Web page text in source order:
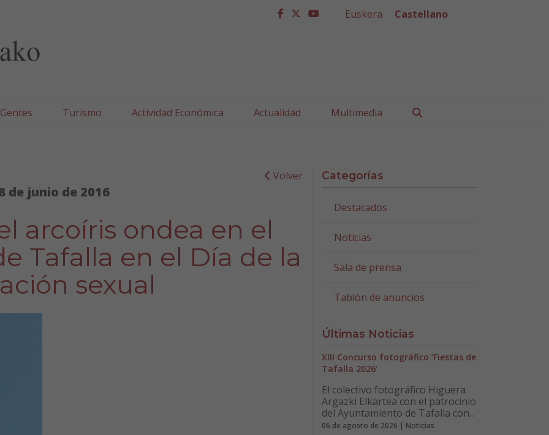
facebook
twitter
youtube
Euskera Castellano
Turismo Actividad Económica Actualidad Multimedia
Volver
de junio de 2016
arcoíris ondea en el
Tafalla en el Día de la
sexual
Categorías
Destacados
Noticias
Sala de prensa
Tablón de anuncios
Últimas Noticias
XIII Concurso fotográfico ‘Fiestas de
Tafalla 2026’
El colectivo fotográfico Higuera
Argazki Elkartea con el patrocinio
del Ayuntamiento de Tafalla con...
06 de agosto de 2026 | Noticias